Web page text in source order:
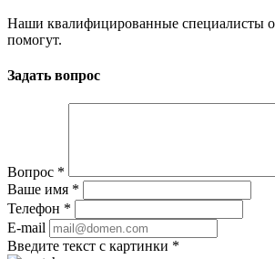
Наши квалифицированные специалисты
помогут.
Задать вопрос
Вопрос *
Ваше имя *
Телефон *
E-mail
Введите текст с картинки *